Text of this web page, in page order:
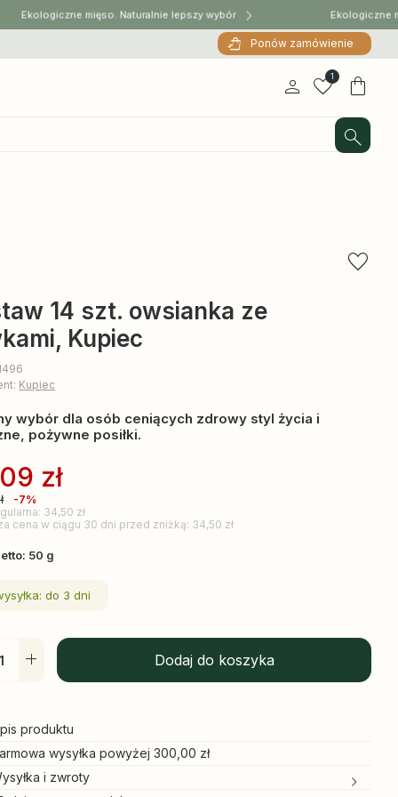
Ekologiczne mięso. Naturalnie lepszy wybór Ekologiczne
Ponów zamówienie
1
14 szt. owsianka ze
Kupiec
Kupiec
wybór dla osób ceniących zdrowy styl życia i
pożywne posiłki.
zł
-7%
34,50 zł
cena w ciągu 30 dni przed zniżką: 34,50 zł
50 g
do 3 dni
Dodaj do koszyka
produktu
wysyłka powyżej 300,00 zł
i zwroty